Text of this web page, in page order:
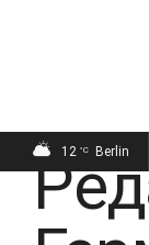
ПОСЛЕДНИЕ
12 °C Berlin